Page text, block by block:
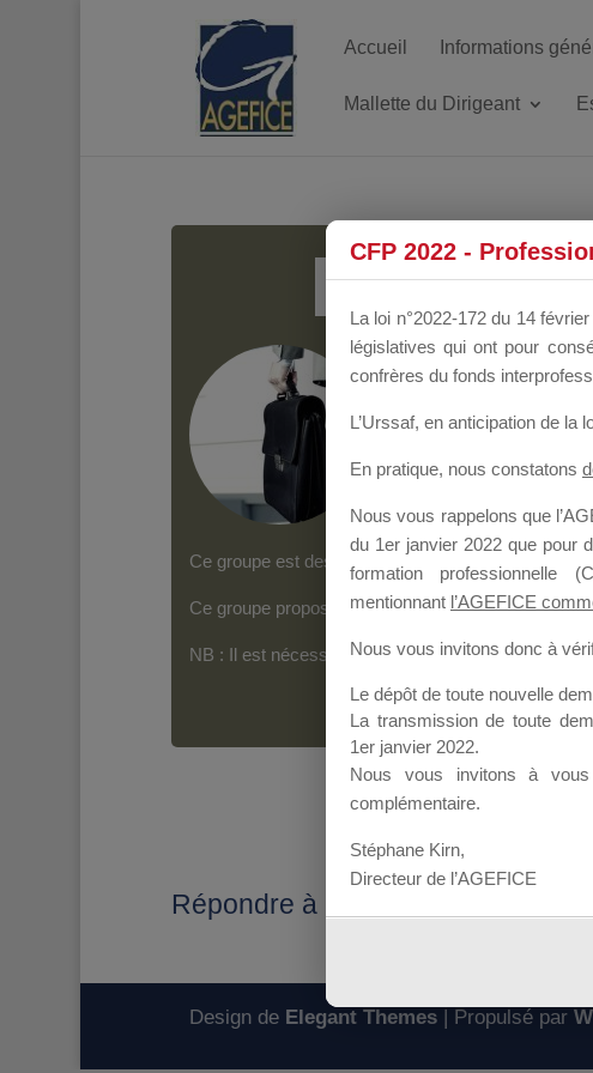
Accueil Informations
Mallette du Dirigeant
Groupe Public il y a un
Ce groupe est destiné aux Organismes de
Ce groupe propose un forum dédié au support sur
NB : Il est nécessaire d’êtreinscrit(e)pour pouvoir
Répondre à : Modification du
Design de Elegant Themes| Propulsé par
CFP 2022 -
La loi n°2022-172 du 14
législatives qui ont pour
confrères du fonds
L’Urssaf, en anticipation de la
En pratique, nous constatons
Nous vous rappelons que
du 1er janvier 2022 que pour
formation
mentionnant l’AGEFICE
Nous vous invitons donc à
Le dépôt de toute nouvelle
La transmission de toute
1er janvier 2022.
Nous vous invitons à vous
complémentaire.
Stéphane Kirn,
Directeur de l’AGEFICE